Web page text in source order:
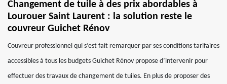
Changement de tuile à des prix abordables à
Lourouer Saint Laurent : la solution reste le
couvreur Guichet Rénov
Couvreur professionnel qui s’est fait remarquer par ses conditions tarifaires
accessibles à tous les budgets Guichet Rénov propose d’intervenir pour
effectuer des travaux de changement de tuiles. En plus de proposer des